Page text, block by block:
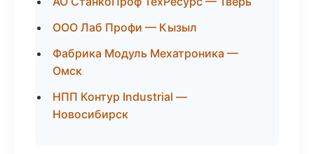
ООО Лаб Профи — Кызыл
Фабрика Модуль Мехатроника —
Омск
НПП Контур Industrial —
Новосибирск